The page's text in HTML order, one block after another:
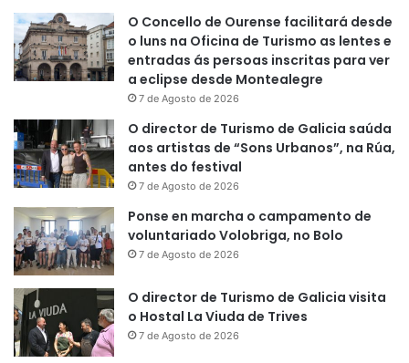
O Concello de Ourense facilitará desde
o luns na Oficina de Turismo as lentes e
entradas ás persoas inscritas para ver
a eclipse desde Montealegre
7 de Agosto de 2026
O director de Turismo de Galicia saúda
aos artistas de “Sons Urbanos”, na Rúa,
antes do festival
7 de Agosto de 2026
Ponse en marcha o campamento de
voluntariado Volobriga, no Bolo
7 de Agosto de 2026
O director de Turismo de Galicia visita
o Hostal La Viuda de Trives
7 de Agosto de 2026